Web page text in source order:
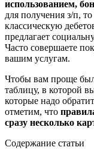
использованием,
для получения з/п,
классическую
предлагает
Часто совершаете
вашим услугам.
Чтобы вам проще
таблицу, в которой
которые надо
отметим, что
сразу несколько
Содержание статьи